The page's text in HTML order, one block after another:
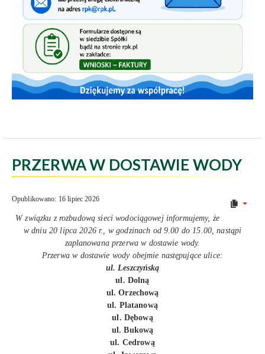
PRZERWA W DOSTAWIE WODY
Opublikowano: 16 lipiec 2026
W związku z rozbudową sieci wodociągowej informujemy, że
w dniu 20 lipca 2026 r., w godzinach od 9.00 do 15.00, nastąpi
zaplanowana przerwa w dostawie wody.
Przerwa w dostawie wody obejmie następujące ulice:
ul. Leszczyńską
ul. Dolną
ul. Orzechową
ul. Platanową
ul. Dębową
ul. Bukową
ul. Cedrową